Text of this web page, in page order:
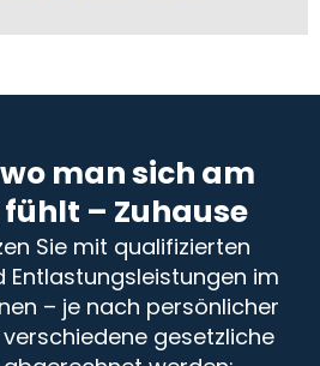
man sich am
– Zuhause
Sie mit qualifizierten
Entlastungsleistungen im
– je nach persönlicher
gesetzliche